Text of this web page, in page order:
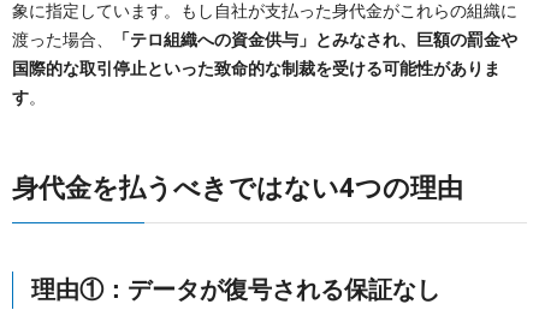
象に指定しています。もし自社が支払った身代金がこれらの組織に
渡った場合、
「テロ組織への資金供与」とみなされ、巨額の罰金や
国際的な取引停止といった致命的な制裁を受ける可能性がありま
す。
身代金を払うべきではない4つの理由
理由①：データが復号される保証なし